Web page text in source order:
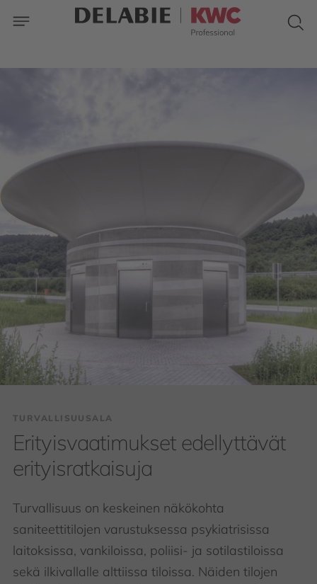
TURVALLISUUSALA
Erityisvaatimukset edellyttävät
erityisratkaisuja
Turvallisuus on keskeinen näkökohta
saniteettitilojen varustuksessa psykiatrisissa
laitoksissa, vankiloissa, poliisi- ja sotilastiloissa
sekä ilkivallalle alttiissa tiloissa. Näiden tilojen